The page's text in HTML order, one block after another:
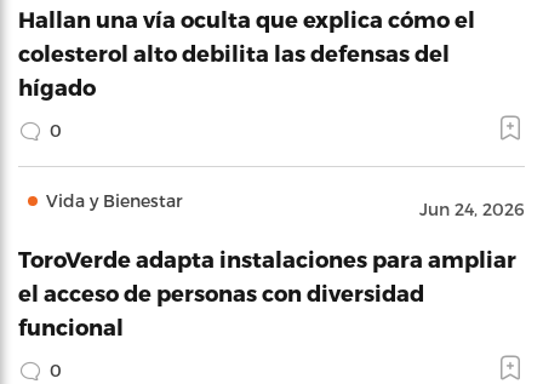
Hallan una vía oculta que explica cómo el
colesterol alto debilita las defensas del
hígado
0
Vida y Bienestar Jun 24, 2026
ToroVerde adapta instalaciones para ampliar
el acceso de personas con diversidad
funcional
0